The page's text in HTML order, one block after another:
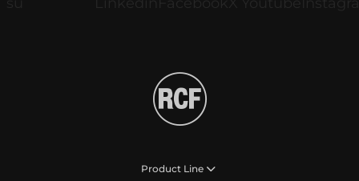
Product Line